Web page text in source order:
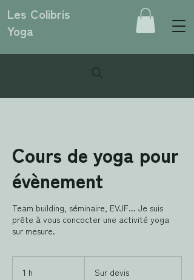
Les Colibris
Yoga
Cours de yoga pour
évènement
Team building, séminaire, EVJF... Je suis
prête à vous concocter une activité yoga
sur mesure.
1 h Sur devis